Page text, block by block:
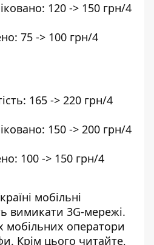
120 -> 150 грн/4
75 -> 100 грн/4
165 -> 220 грн/4
150 -> 200 грн/4
100 -> 150 грн/4
мобільні
вимикати 3G-мережі.
мобільних оператори
. Крім цього читайте,